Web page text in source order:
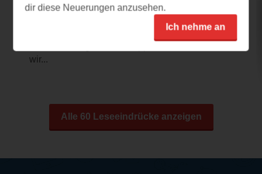
03.06.2026 – 14:22
Obwohl die Leseprobe nur kurz ist, hat es uns
wir...
Alle 60 Leseeindrücke anzeigen
dir diese Neuerungen anzusehen.
Ich nehme an